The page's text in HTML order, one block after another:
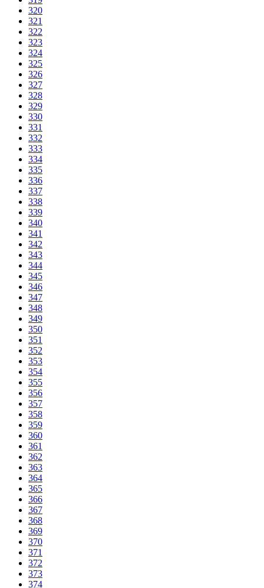
320
321
322
323
324
325
326
327
328
329
330
331
332
333
334
335
336
337
338
339
340
341
342
343
344
345
346
347
348
349
350
351
352
353
354
355
356
357
358
359
360
361
362
363
364
365
366
367
368
369
370
371
372
373
374